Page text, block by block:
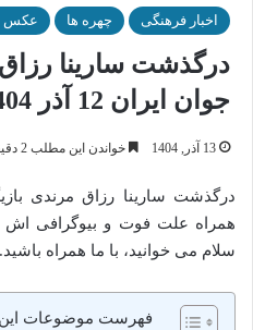
اخبار فرهنگی چهره ها عکس
درگذشت سارینا رزاق
جوان ایران 12 آذر 1404 + علت فوت
13 آذر, 1404 خواندن این مطلب 2 دقیقه زمان میبرد
همراه علت فوت و بیوگرافی اش
سلام می خوانید، با ما همراه باشید.
فهرست موضوعات